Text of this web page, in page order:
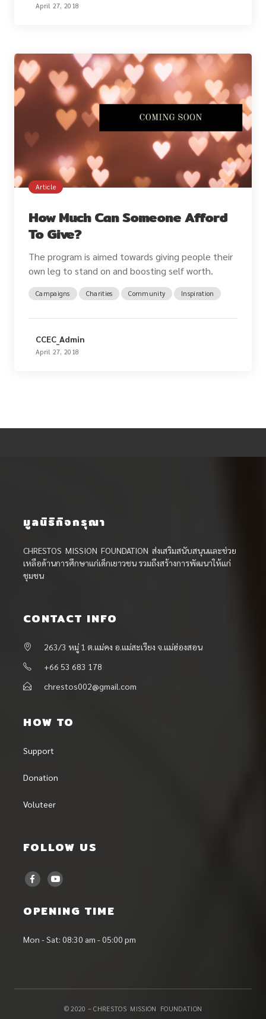
April 27, 2018
Article
How Much Can Someone Afford
To Give?
The program is aimed towards giving people their
own leg to stand on and boosting self worth.
Campaigns Charities Community Inspiration
CCEC_Admin
April 27, 2018
มูลนิธิกิจกรุณา
CHRESTOS MISSION FOUNDATION ส่งเสริมสนับสนุนและช่วย
เหลือด้านการศึกษาแก่เด็กเยาวชน รวมถึงสร้างการพัฒนาให้แก่
ชุมชน
CONTACT INFO
263/3 หมู่ 1 ต.แม่คง อ.แม่สะเรียง จ.แม่ฮ่องสอน
+66 53 683 178
chrestos002@gmail.com
HOW TO
Support
Donation
Voluteer
FOLLOW US
OPENING TIME
Mon - Sat: 08:30 am - 05:00 pm
© 2020 – CHRESTOS MISSION FOUNDATION